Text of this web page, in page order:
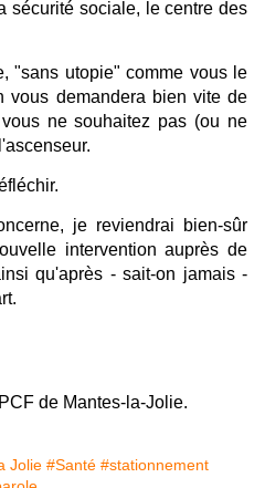
sécurité sociale, le centre des
"sans utopie" comme vous le
vous demandera bien vite de
ne souhaitez pas (ou ne
je reviendrai bien-sûr
intervention auprès de
qu'après - sait-on jamais -
de Mantes-la-Jolie.
Jolie #Santé #stationnement